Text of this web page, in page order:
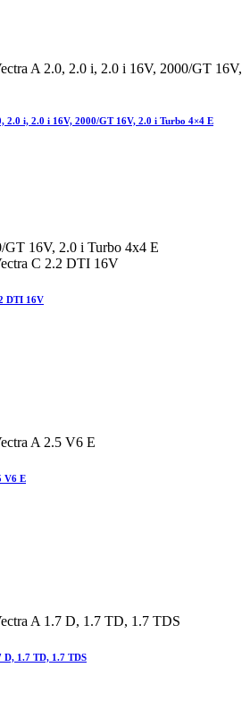
2.0 i, 2.0 i 16V, 2000/GT 16V, 2.0 i Turbo 4×4 E
GT 16V, 2.0 i Turbo 4x4 E
DTI 16V
V6 E
D, 1.7 TD, 1.7 TDS